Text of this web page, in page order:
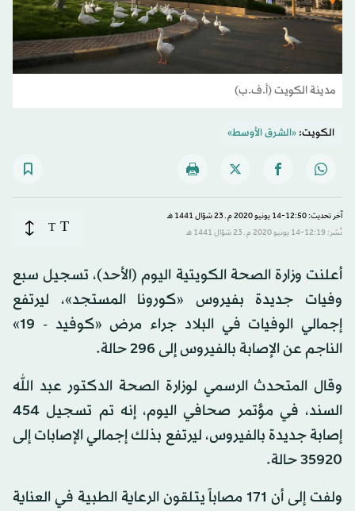
مدينة الكويت (أ.ف.ب)
الكويت:«الشرق الأوسط»
آخر تحديث: 12:50-14 يونيو 2020 م ـ 23 شوّال 1441 هـ
نُشر: 12:19-14 يونيو 2020 م ـ 23 شوّال 1441 هـ
T
T
أعلنت وزارة الصحة الكويتية اليوم (الأحد)، تسجيل سبع
وفيات جديدة بفيروس «كورونا المستجد»، ليرتفع
إجمالي الوفيات في البلاد جراء مرض «كوفيد - 19»
الناجم عن الإصابة بالفيروس إلى 296 حالة.
وقال المتحدث الرسمي لوزارة الصحة الدكتور عبد الله
السند، في مؤتمر صحافي اليوم، إنه تم تسجيل 454
إصابة جديدة بالفيروس، ليرتفع بذلك إجمالي الإصابات إلى
35920 حالة.
ولفت إلى أن 171 مصاباً يتلقون الرعاية الطبية في العناية